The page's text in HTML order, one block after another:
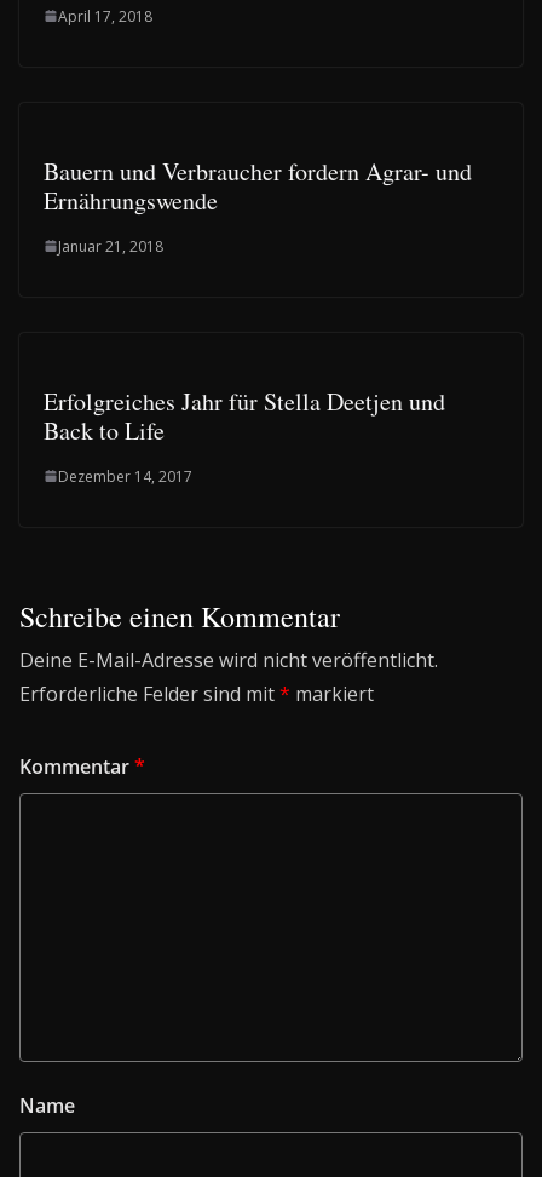
April 17, 2018
Bauern und Verbraucher fordern Agrar- und
Ernährungswende
Januar 21, 2018
Erfolgreiches Jahr für Stella Deetjen und
Back to Life
Dezember 14, 2017
Schreibe einen Kommentar
Deine E-Mail-Adresse wird nicht veröffentlicht.
Erforderliche Felder sind mit* markiert
Kommentar*
Name